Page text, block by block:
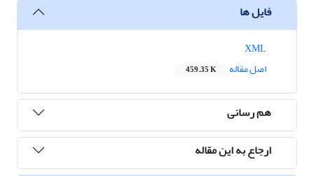
فایل ها
اصل مقاله
459.35 K
هم رسانی
ارجاع به این مقاله